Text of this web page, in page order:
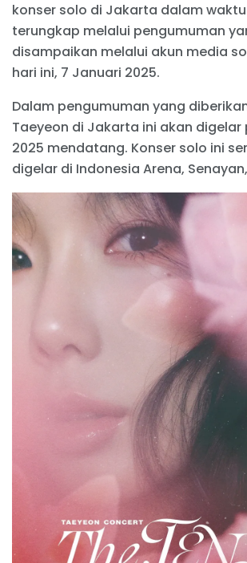
konser solo di Jakarta dalam
terungkap melalui pengumuman
disampaikan melalui akun media
hari ini, 7 Januari 2025.
Dalam pengumuman yang
Taeyeon di Jakarta ini akan digelar
2025 mendatang. Konser solo ini
digelar di Indonesia Arena,